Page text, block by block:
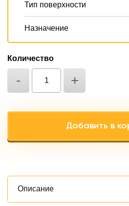
Тип поверхности
Назначение
Количество
- +
Добавить в
Oписание